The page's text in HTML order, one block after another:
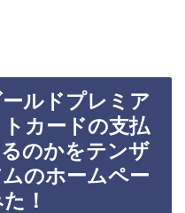
ルドプレミア
カードの支払
のかをテンザ
のホームペー
！